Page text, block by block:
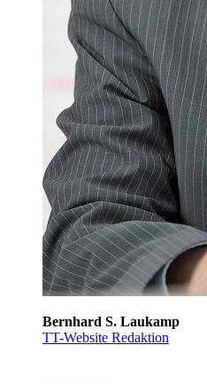
Bernhard S. Laukamp
TT-Website Redaktion